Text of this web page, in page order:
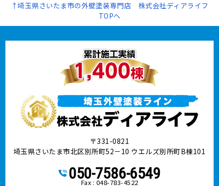
↑埼玉県さいたま市の外壁塗装専門店 株式会社ディアライフ
TOPへ
〒331-0821
埼玉県さいたま市北区別所町52－10 ウエルズ別所町B棟101
050-7586-6549
Fax : 048-783-4522